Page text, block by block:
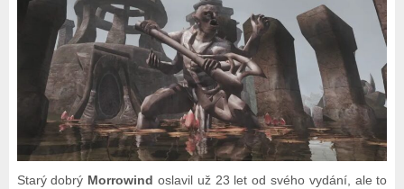
Starý dobrý Morrowind oslavil už 23 let od svého vydání, ale to